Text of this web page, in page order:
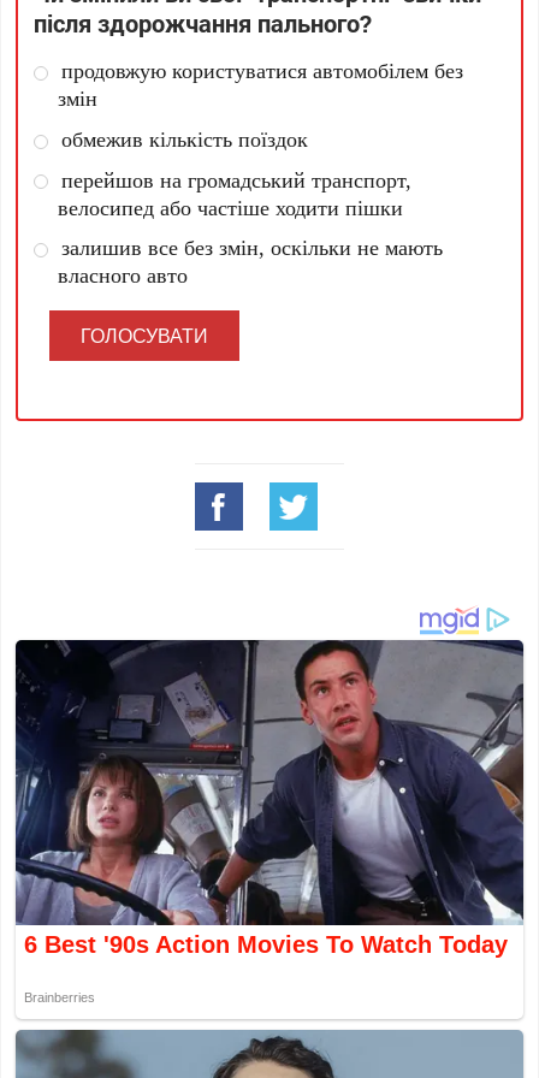
після здорожчання пального?
продовжую користуватися автомобілем без
змін
обмежив кількість поїздок
перейшов на громадський транспорт,
велосипед або частіше ходити пішки
залишив все без змін, оскільки не мають
власного авто